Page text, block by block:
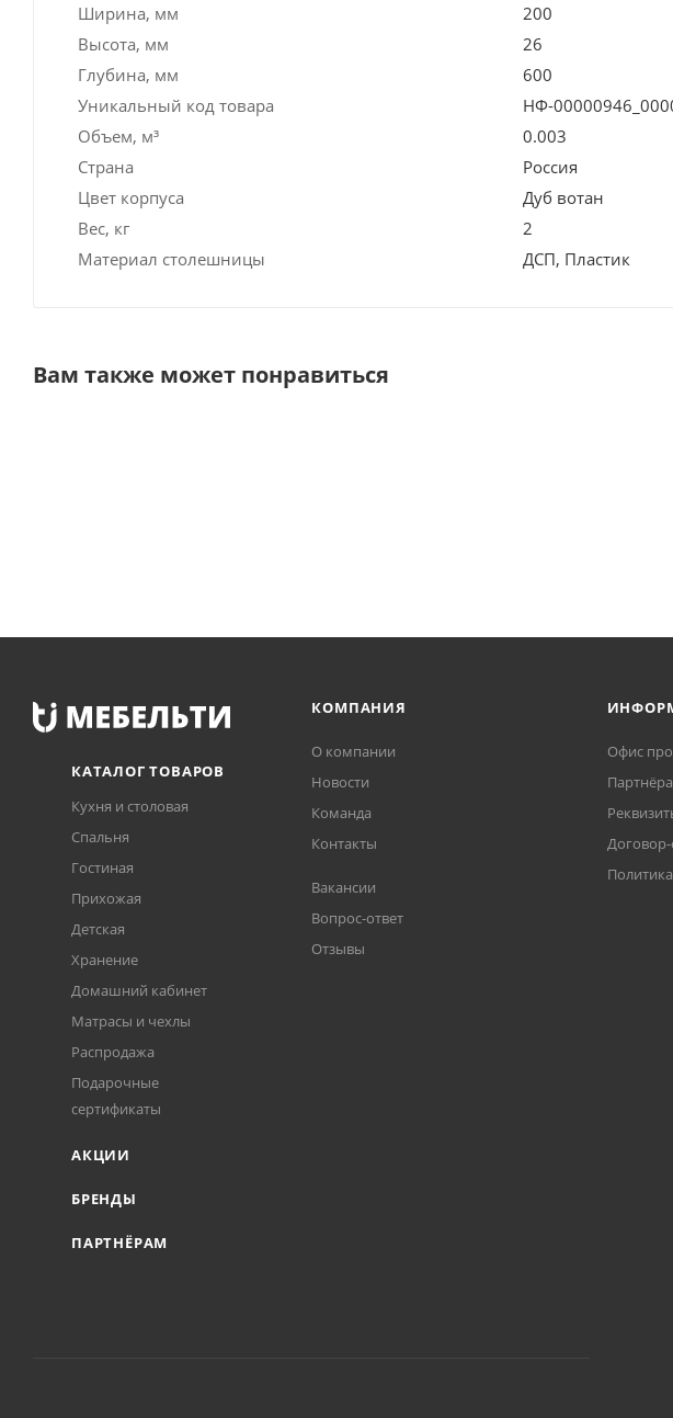
Ширина, мм
200
Высота, мм
26
Глубина, мм
600
Уникальный код товара
НФ-
Объем, м³
0.003
Страна
Россия
Цвет корпуса
Дуб вотан
Вес, кг
2
Материал столешницы
ДСП, Пластик
Вам также может понравиться
КАТАЛОГ ТОВАРОВ
Кухня и столовая
Спальня
Гостиная
Прихожая
Детская
Хранение
Домашний кабинет
Матрасы и чехлы
Распродажа
Подарочные
сертификаты
АКЦИИ
БРЕНДЫ
ПАРТНЁРАМ
КОМПАНИЯ
О компании
Новости
Команда
Контакты
Вакансии
Вопрос-ответ
Отзывы
Офис